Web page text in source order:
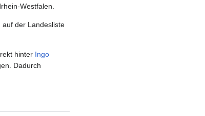
Westfalen.
der Landesliste
hinter Ingo
Dadurch